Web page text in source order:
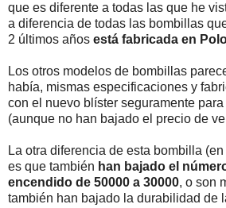
que es diferente a todas las que he
a diferencia de todas las bombillas
2 últimos años está fabricada en
Los otros modelos de bombillas
había, mismas especificaciones y
con el nuevo blíster seguramente
(aunque no han bajado el precio de
La otra diferencia de esta bombilla
es que también han bajado el
encendido de 50000 a 30000, o son
también han bajado la durabilidad de